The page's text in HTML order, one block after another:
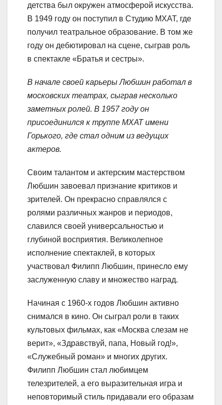
детства был окружен атмосферой искусства.
В 1949 году он поступил в Студию МХАТ, где
получил театральное образование. В том же
году он дебютировал на сцене, сыграв роль
в спектакле «Братья и сестры».
В начале своей карьеры Любшин работал в
московских театрах, сыграв несколько
заметных ролей. В 1957 году он
присоединился к труппе МХАТ имени
Горького, где стал одним из ведущих
актеров.
Своим талантом и актерским мастерством
Любшин завоевал признание критиков и
зрителей. Он прекрасно справлялся с
ролями различных жанров и периодов,
славился своей универсальностью и
глубиной восприятия. Великолепное
исполнение спектаклей, в которых
участвовал Филипп Любшин, принесло ему
заслуженную славу и множество наград.
Начиная с 1960-х годов Любшин активно
снимался в кино. Он сыграл роли в таких
культовых фильмах, как «Москва слезам не
верит», «Здравствуй, папа, Новый год!»,
«Служебный роман» и многих других.
Филипп Любшин стал любимцем
телезрителей, а его выразительная игра и
неповторимый стиль придавали его образам